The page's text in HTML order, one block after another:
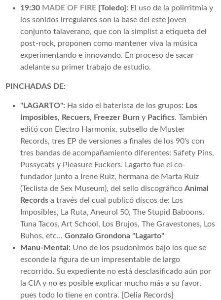
19:30 MADE OF FIRE [Toledo]: El uso de la polirritmia y
los sonidos irregulares son la base del este joven
conjunto talaverano, que con la simplist a etiqueta del
post-rock, proponen como mantener viva la música
experimentando e innovando. En proceso de sacar
adelante su primer trabajo de estudio.
PINCHADAS DE:
"LAGARTO": Ha sido el baterista de los grupos: Los
Imposibles, Recuers, Freezer Burn y Pacifics. También
editó con Electro Harmonix, subsello de Muster
Records, tres EP de versiones a finales de los 90's con
tres bandas de acompañamiento diferentes: Safety Pins,
Pussycats y Pleasure Fuckers. Lagarto fue el co-
fundador junto a Irene Ruiz, hermana de Marta Ruiz
(Teclista de Sex Museum), del sello discográficoAnimal
Records a través del cual publicó discos de: Los
Imposibles, La Ruta, Aneurol 50, The Stupid Baboons,
Tuna Tacos, Art School, Los Brujos, The Gravestones, Los
Buhos, etc...Gonzalo Grondona "Lagarto"
Manu-Mental: Uno de los psudonimos bajo los que se
esconde la figura de un impresentable de largo
recorrido. Su expediente no está desclasificado aún por
la CIA y no es posible explicar mucho más a su favor,
pues todo lo tiene en contra. [Delia Records]